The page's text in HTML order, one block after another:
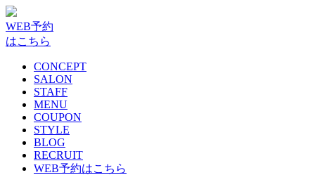
WEB予約
はこちら
CONCEPT
SALON
STAFF
MENU
COUPON
STYLE
BLOG
RECRUIT
WEB予約はこちら